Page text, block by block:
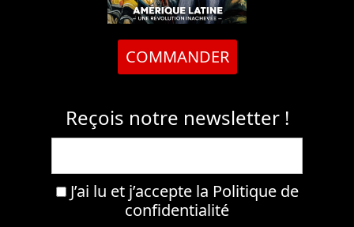
COMMANDER
Reçois notre newsletter !
J’ai lu et j’accepte la Politique de
confidentialité